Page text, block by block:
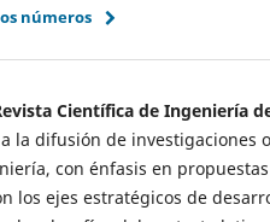
números
Científica de Ingeniería
la difusión de investigaciones
con énfasis en
los ejes estratégicos de